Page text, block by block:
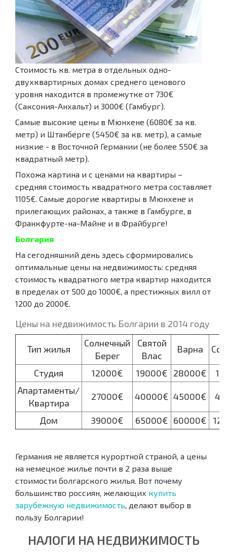
Стоимость кв. метра в отдельных одно-
двухквартирных домах среднего ценового
уровня находится в промежутке от 730€
(Саксония-Анхальт) и 3000€ (Гамбург).
Самые высокие цены в Мюнхене (6080€ за кв.
метр) и Штанберге (5450€ за кв. метр), а самые
низкие - в Восточной Германии (не более 550€ за
квадратный метр).
Похожа картина и с ценами на квартиры –
средняя стоимость квадратного метра составляет
1105€. Самые дорогие квартиры в Мюнхене и
прилегающих районах, а также в Гамбурге, в
Франкфурте-на-Майне и в Фрайбурге!
Болгария
На сегодняшний день здесь сформировались
оптимальные цены на недвижимость: средняя
стоимость квадратного метра квартир находится
в пределах от 500 до 1000€, а престижных вилл от
1200 до 2000€.
Цены на недвижимость Болгарии в 2014 году
Тип жилья
Солнечный
Берег
Святой
Влас
Варна
Студия 12000€ 19000€ 28000€
Апартаменты/
Квартира
27000€ 40000€ 45000€
Дом 39000€ 65000€ 60000€
Германия не является курортной страной, а цены
на немецкое жилье почти в 2 раза выше
стоимости болгарского жилья. Вот почему
большинство россиян, желающих купить
зарубежную недвижимость, делают выбор в
пользу Болгарии!
НАЛОГИ НА НЕДВИЖИМОСТЬ